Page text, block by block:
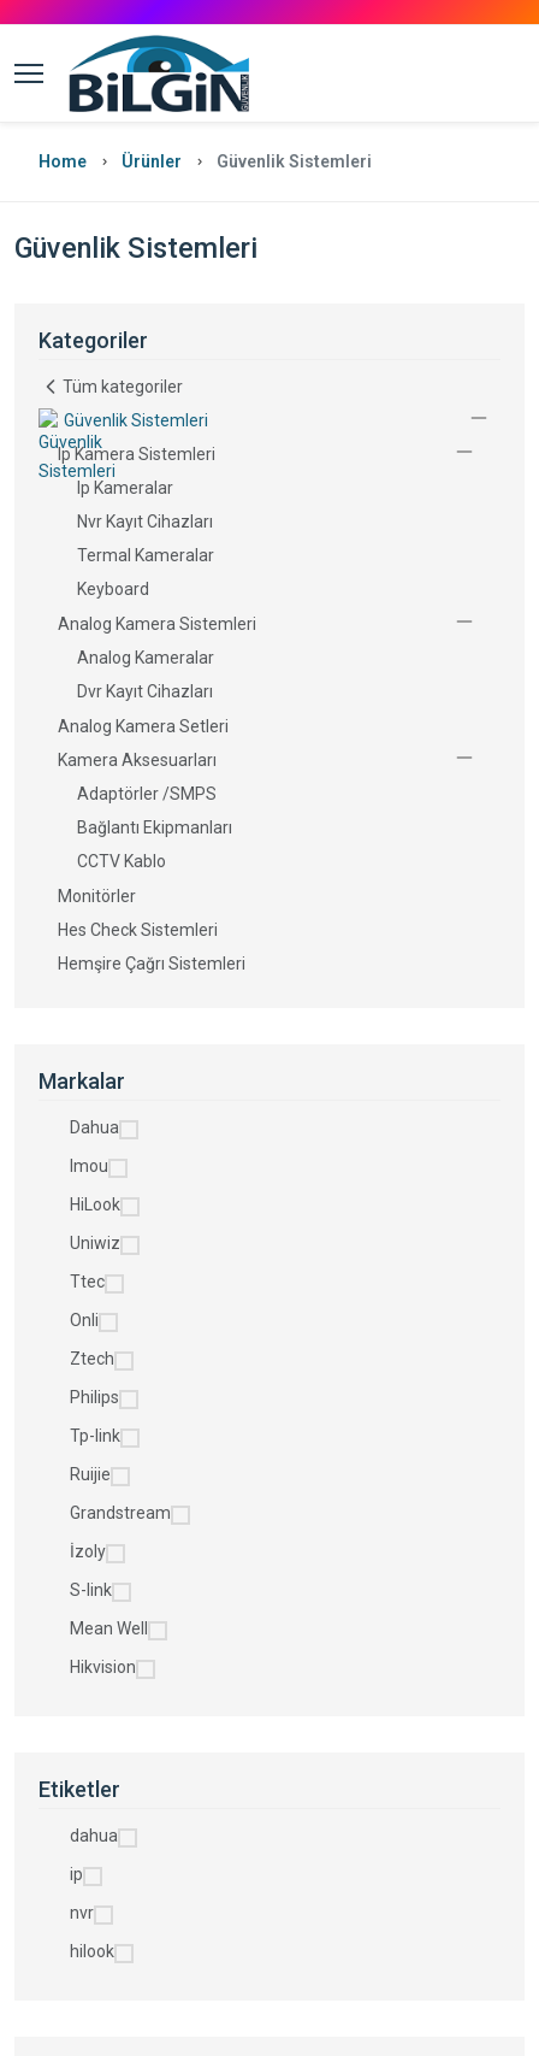
Home Ürünler Güvenlik Sistemleri
Güvenlik Sistemleri
Kategoriler
Tüm kategoriler
Güvenlik Sistemleri
Ip Kamera Sistemleri
Ip Kameralar
Nvr Kayıt Cihazları
Termal Kameralar
Keyboard
Analog Kamera Sistemleri
Analog Kameralar
Dvr Kayıt Cihazları
Analog Kamera Setleri
Kamera Aksesuarları
Adaptörler /SMPS
Bağlantı Ekipmanları
CCTV Kablo
Monitörler
Hes Check Sistemleri
Hemşire Çağrı Sistemleri
Markalar
Dahua
Imou
HiLook
Uniwiz
Ttec
Onli
Ztech
Philips
Tp-link
Ruijie
Grandstream
İzoly
S-link
Mean Well
Hikvision
Etiketler
dahua
ip
nvr
hilook